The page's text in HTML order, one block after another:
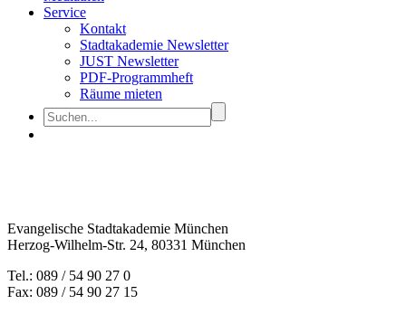
Service
Kontakt
Stadtakademie Newsletter
JUST Newsletter
PDF-Programmheft
Räume mieten
Evangelische Stadtakademie München
Herzog-Wilhelm-Str. 24, 80331 München
Tel.: 089 / 54 90 27 0
Fax: 089 / 54 90 27 15